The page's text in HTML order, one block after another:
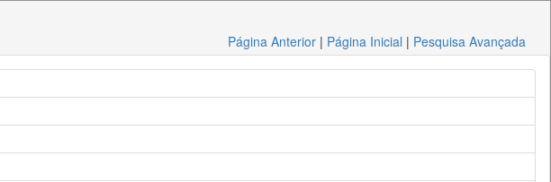
Página Anterior | Página Inicial | Pesquisa Avançada